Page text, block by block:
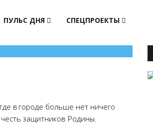
ПУЛЬС ДНЯ СПЕЦПРОЕКТЫ
в городе больше нет ничего
защитников Родины.